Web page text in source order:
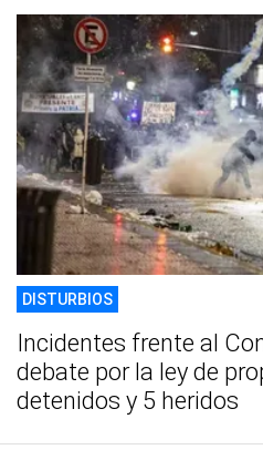
DISTURBIOS
Incidentes frente al
debate por la ley de
detenidos y 5 heridos